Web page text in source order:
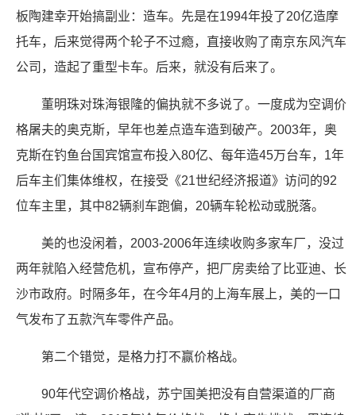
板陶建幸开始搞副业：造车。先是在1994年投了20亿造摩
托车，后来觉得两个轮子不过瘾，直接收购了南京东风汽车
公司，造起了重型卡车。后来，就没有后来了。
董明珠对珠海银隆的偏执就不多说了。一度成为空调价
格屠夫的奥克斯，早年也差点造车造到破产。2003年，奥
克斯在钓鱼台国宾馆宣布投入80亿、每年造45万台车，1年
后车主们集体维权，在接受《21世纪经济报道》访问的92
位车主里，其中82辆刹车跑偏，20辆车轮松动或脱落。
美的也没闲着，2003-2006年连续收购多家车厂，没过
两年就陷入经营危机，宣布停产，把厂房卖给了比亚迪、长
沙市政府。时隔多年，在今年4月的上海车展上，美的一口
气发布了五款汽车零件产品。
第二个错觉，是格力打不赢价格战。
90年代空调价格战，苏宁国美把没有自营渠道的厂商